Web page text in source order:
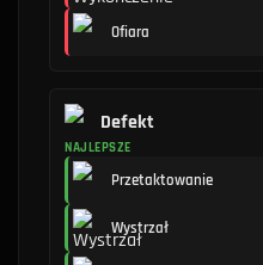
Ofiara
Defekt
NAJLEPSZE
Przetaktowanie
Wystrzał